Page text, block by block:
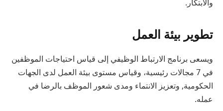
والابتكار.
تطوير بيئة العمل
ويسعى برنامج الارتباط الوظيفي إلى قياس احتياجات الموظفين
في 7 مجالات رئيسية، وقياس مستوى بيئة العمل لدى الجهات
الحكومية, وتعزيز الانتماء ومدى شعور الموظف بالرضا في
عمله.